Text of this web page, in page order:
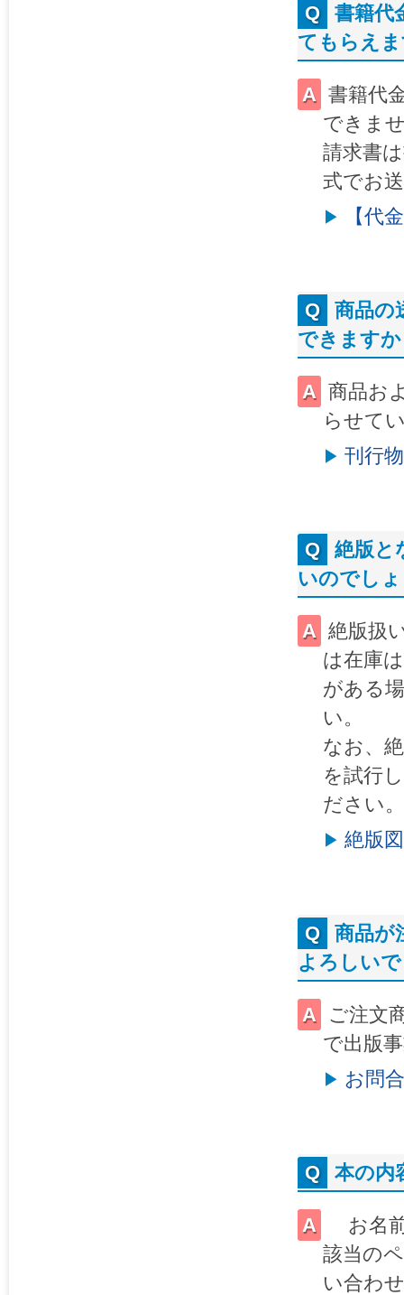
書籍代
てもらえ
書籍代
できま
請求書
式でお
【代
商品の
できます
商品お
らせて
刊行
絶版と
いのでし
絶版扱
は在庫
がある
い。
なお、
を試行
ださい。
絶版
商品が
よろしい
ご注文
で出版
お問
本の内
お名
該当の
い合わ